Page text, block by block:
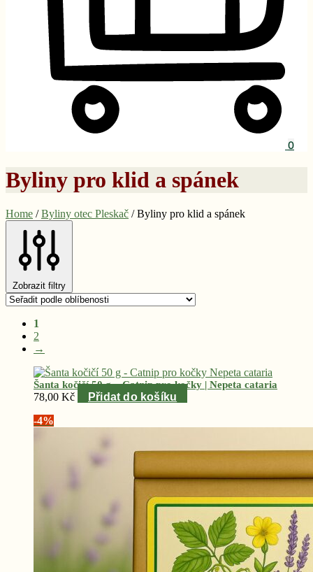
0
Byliny pro klid a spánek
Home /Byliny otec Pleskač /Byliny pro klid a spánek
Zobrazit filtry
Seřazeno
podle
oblíbenosti
1
2
→
Šanta kočičí 50 g – Catnip pro kočky | Nepeta cataria
78,00 Kč
Přidat do košíku
-4%